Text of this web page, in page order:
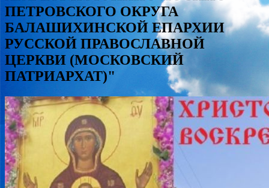
ПЕТРОВСКОГО ОКРУГА
БАЛАШИХИНСКОЙ ЕПАРХИИ
РУССКОЙ ПРАВОСЛАВНОЙ
ЦЕРКВИ (МОСКОВСКИЙ
ПАТРИАРХАТ)"